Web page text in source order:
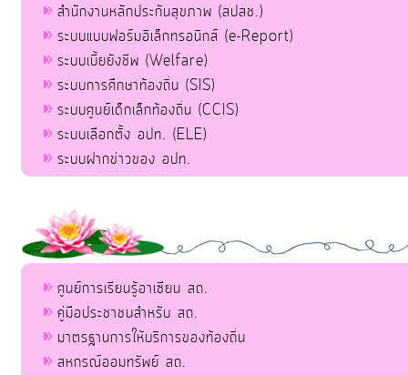
สำนักงานหลักประกันสุขภาพ (สปสช.)
ระบบแบบฟอร์มอิเล็กทรอนิกส์ (e-Report)
ระบบเบี้ยยังชีพ (Welfare)
ระบบการศึกษาท้องถิ่น (SIS)
ระบบศูนย์เด็กเล็กท้องถิ่น (CCIS)
ระบบเลือกตั้ง อปท. (ELE)
ระบบฝากข่าวของ อปท.
ศูนย์การเรียนรู้อาเซียน สถ.
คู่มือประชาชนสำหรับ สถ.
มาตรฐานการให้บริการของท้องถิ่น
สหกรณ์ออมทรัพย์ สถ.